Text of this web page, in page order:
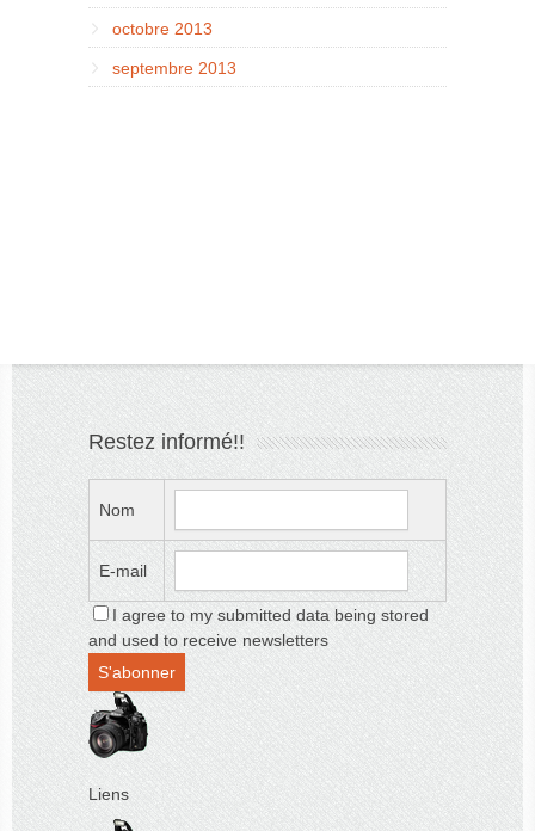
octobre 2013
septembre 2013
Restez informé!!
Nom
E-mail
I agree to my submitted data being stored
and used to receive newsletters
Liens